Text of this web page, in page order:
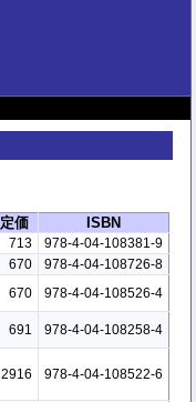
定価 ISBN
713
978-4-04-108381-9
670
978-4-04-108726-8
670 978-4-04-108526-4
691 978-4-04-108258-4
2916 978-4-04-108522-6